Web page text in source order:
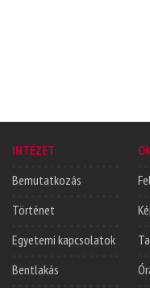
INTÉZET
Bemutatkozás
Történet
Egyetemi kapcsolatok
Bentlakás